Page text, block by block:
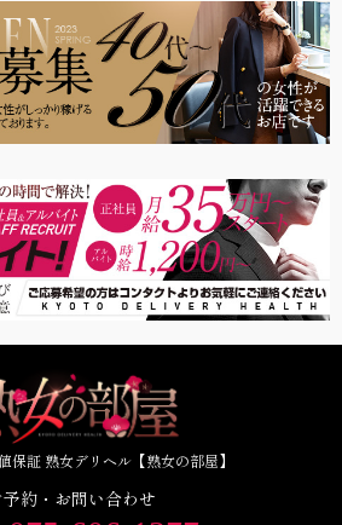
保証 熟女デリヘル【熟女の部屋】
予約・お問い合わせ